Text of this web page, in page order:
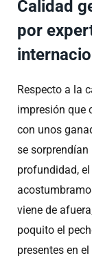
Calidad
por
Respecto a la
impresión que
con unos
se
profundidad,
viene de
poquito el
presentes en